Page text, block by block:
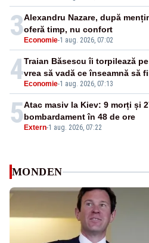
3 Economie-1 aug. 2026, 07:02
Alexandru Nazare, după
oferă timp, nu confort
4 Economie-1 aug. 2026, 07:13
Traian Băsescu îi torpilează
vrea să vadă ce înseamnă să
5 Extern-1 aug. 2026, 07:22
Atac masiv la Kiev: 9 morți și
bombardament în 48 de ore
MONDEN